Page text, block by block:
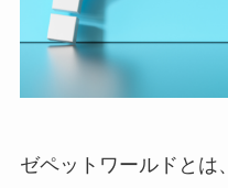
ゼペットワールドとは、